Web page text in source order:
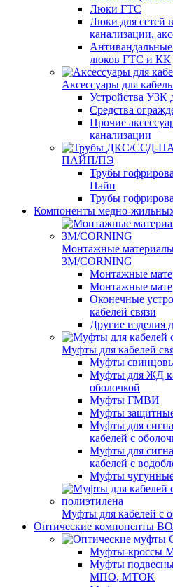
Люки ГТС
Люки для сетей
канализации,
Антивандальные
люков ГТС и КК
Аксессуары для
Устройства УЗК
Средства
Прочие
канализации
ПАЙП/ПЭ
Трубы
Пайп
Трубы
Компоненты медно-
Монтажные
3M/CORNING
Монтажные
Монтажные
Оконечные
кабелей связи
Другие изделия
Муфты для кабелей
Муфты
Муфты для ЖД
оболочкой
Муфты ГМВИ
Муфты
Муфты для
кабелей с
Муфты для
кабелей с
Муфты
Муфты для кабелей с
Оптические компоненты
Муфты-кроссы
Муфты
МПО, МТОК